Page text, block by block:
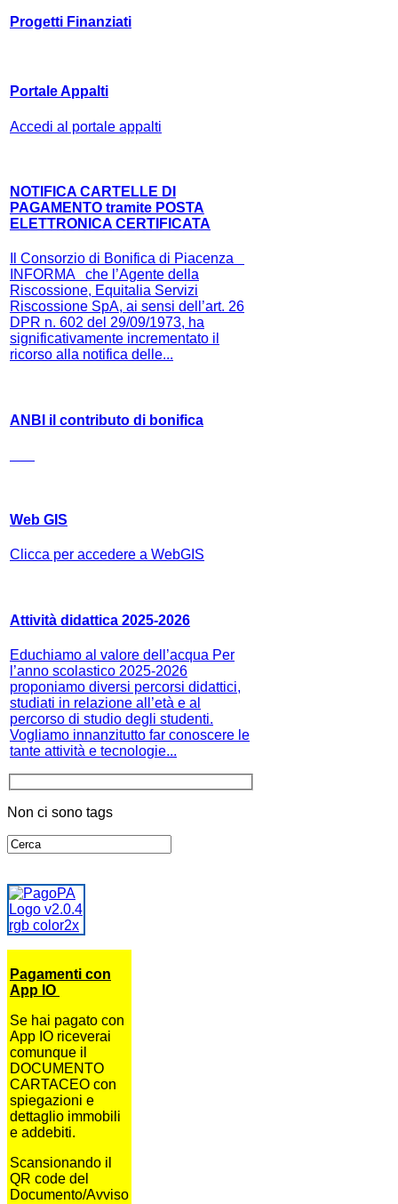
Progetti Finanziati
Portale Appalti
Accedi al portale appalti
NOTIFICA CARTELLE DI
PAGAMENTO tramite POSTA
ELETTRONICA CERTIFICATA
Il Consorzio di Bonifica di Piacenza
INFORMA che l’Agente della
Riscossione, Equitalia Servizi
Riscossione SpA, ai sensi dell’art. 26
DPR n. 602 del 29/09/1973, ha
significativamente incrementato il
ricorso alla notifica delle...
ANBI il contributo di bonifica
Web GIS
Clicca per accedere a WebGIS
Attività didattica 2025-2026
Educhiamo al valore dell’acqua Per
l’anno scolastico 2025-2026
proponiamo diversi percorsi didattici,
studiati in relazione all’età e al
percorso di studio degli studenti.
Vogliamo innanzitutto far conoscere le
tante attività e tecnologie...
Non ci sono tags
Pagamenti con
App IO
Se hai pagato con
App IO riceverai
comunque il
DOCUMENTO
CARTACEO con
spiegazioni e
dettaglio immobili
e addebiti.
Scansionando il
QR code del
Documento/Avviso